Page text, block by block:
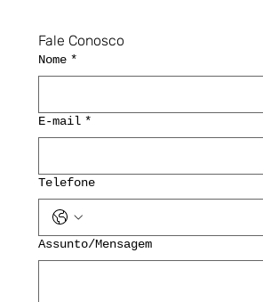
Fale Conosco
Nome *
E-mail *
Telefone
Assunto/Mensagem